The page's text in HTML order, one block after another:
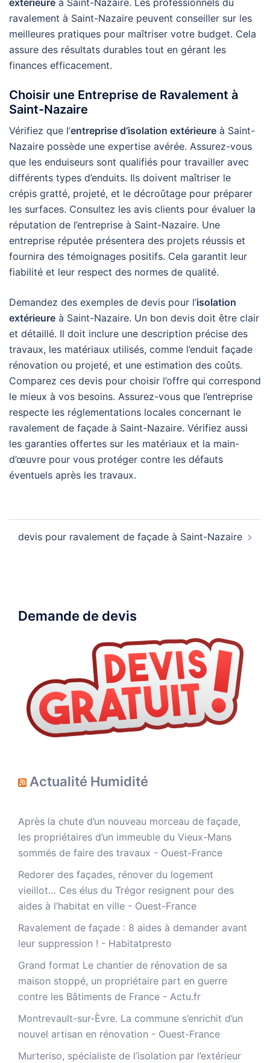
extérieure à Saint-Nazaire. Les professionnels du
ravalement à Saint-Nazaire peuvent conseiller sur les
meilleures pratiques pour maîtriser votre budget. Cela
assure des résultats durables tout en gérant les
finances efficacement.
Choisir une Entreprise de Ravalement à
Saint-Nazaire
Vérifiez que l’entreprise d’isolation extérieure à Saint-
Nazaire possède une expertise avérée. Assurez-vous
que les enduiseurs sont qualifiés pour travailler avec
différents types d’enduits. Ils doivent maîtriser le
crépis gratté, projeté, et le décroûtage pour préparer
les surfaces. Consultez les avis clients pour évaluer la
réputation de l’entreprise à Saint-Nazaire. Une
entreprise réputée présentera des projets réussis et
fournira des témoignages positifs. Cela garantit leur
fiabilité et leur respect des normes de qualité.
Demandez des exemples de devis pour l’isolation
extérieure à Saint-Nazaire. Un bon devis doit être clair
et détaillé. Il doit inclure une description précise des
travaux, les matériaux utilisés, comme l’enduit façade
rénovation ou projeté, et une estimation des coûts.
Comparez ces devis pour choisir l’offre qui correspond
le mieux à vos besoins. Assurez-vous que l’entreprise
respecte les réglementations locales concernant le
ravalement de façade à Saint-Nazaire. Vérifiez aussi
les garanties offertes sur les matériaux et la main-
d’œuvre pour vous protéger contre les défauts
éventuels après les travaux.
d’article
devis pour ravalement de façade à Saint-Nazaire
Demande de devis
Actualité Humidité
Après la chute d’un nouveau morceau de façade,
les propriétaires d’un immeuble du Vieux-Mans
sommés de faire des travaux - Ouest-France
Redorer des façades, rénover du logement
vieillot… Ces élus du Trégor resignent pour des
aides à l’habitat en ville - Ouest-France
Ravalement de façade : 8 aides à demander avant
leur suppression ! - Habitatpresto
Grand format Le chantier de rénovation de sa
maison stoppé, un propriétaire part en guerre
contre les Bâtiments de France - Actu.fr
Montrevault-sur-Èvre. La commune s’enrichit d’un
nouvel artisan en rénovation - Ouest-France
Murteriso, spécialiste de l’isolation par l’extérieur